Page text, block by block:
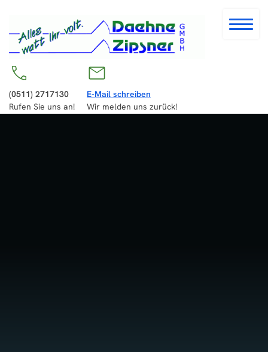
(0511) 2717130
Rufen Sie uns an!
E-Mail schreiben
Wir melden uns zurück!